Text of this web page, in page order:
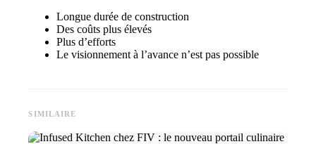
Longue durée de construction
Des coûts plus élevés
Plus d’efforts
Le visionnement à l’avance n’est pas possible
SIMILAIRE